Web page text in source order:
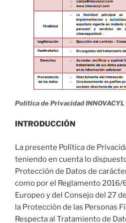
Política de Privacidad INNOVACYL
INTRODUCCIÓN
La presente Política de
teniendo en cuenta lo
Protección de Datos de
como por el Reglamento
Europeo y del Consejo del 27
la Protección de las Personas
Respecta al Tratamiento de